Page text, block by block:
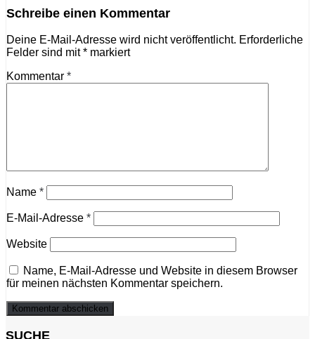
Schreibe einen Kommentar
Deine E-Mail-Adresse wird nicht veröffentlicht. Erforderliche
Felder sind mit* markiert
Kommentar *
Name *
E-Mail-Adresse *
Website
Name, E-Mail-Adresse und Website in diesem Browser
für meinen nächsten Kommentar speichern.
SUCHE